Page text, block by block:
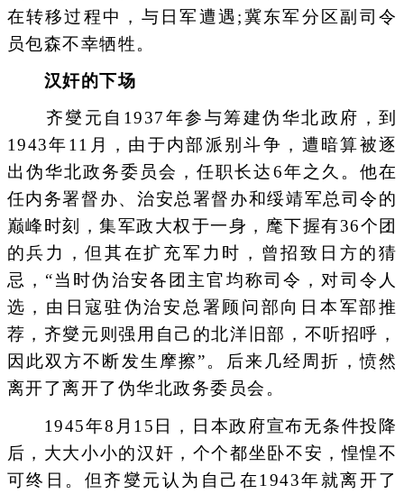
在转移过程中，与日军遭遇;冀东军分区副司令
员包森不幸牺牲。
汉奸的下场
齐燮元自1937年参与筹建伪华北政府，到
1943年11月，由于内部派别斗争，遭暗算被逐
出伪华北政务委员会，任职长达6年之久。他在
任内务署督办、治安总署督办和绥靖军总司令的
巅峰时刻，集军政大权于一身，麾下握有36个团
的兵力，但其在扩充军力时，曾招致日方的猜
忌，“当时伪治安各团主官均称司令，对司令人
选，由日寇驻伪治安总署顾问部向日本军部推
荐，齐燮元则强用自己的北洋旧部，不听招呼，
因此双方不断发生摩擦”。后来几经周折，愤然
离开了离开了伪华北政务委员会。
1945年8月15日，日本政府宣布无条件投降
后，大大小小的汉奸，个个都坐卧不安，惶惶不
可终日。但齐燮元认为自己在1943年就离开了